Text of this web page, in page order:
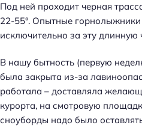
Под ней проходит черная
22-55°. Опытные
исключительно за эту длинную
В нашу бытность (первую
была закрыта из-за
работала – доставляла
курорта, на смотровую
сноуборды надо было